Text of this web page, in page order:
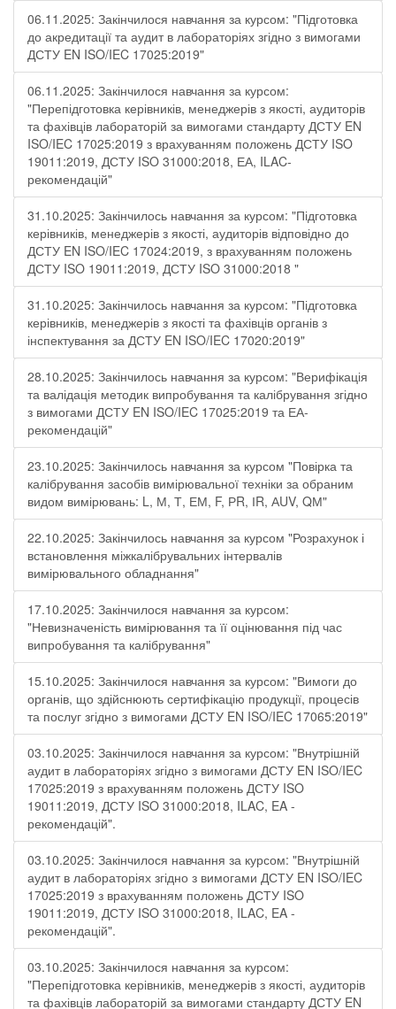
06.11.2025: Закінчилося навчання за курсом: "Підготовка
до акредитації та аудит в лабораторіях згідно з вимогами
ДСТУ EN ISO/IEC 17025:2019"
06.11.2025: Закінчилося навчання за курсом:
"Перепідготовка керівників, менеджерів з якості, аудиторів
та фахівців лабораторій за вимогами стандарту ДСТУ EN
ISO/IEC 17025:2019 з врахуванням положень ДСТУ ISO
19011:2019, ДСТУ ISO 31000:2018, ЕА, ILAC-
рекомендацій"
31.10.2025: Закінчилось навчання за курсом: "Підготовка
керівників, менеджерів з якості, аудиторів відповідно до
ДСТУ EN ISO/IEC 17024:2019, з врахуванням положень
ДСТУ ISO 19011:2019, ДСТУ ISO 31000:2018 "
31.10.2025: Закінчилось навчання за курсом: "Підготовка
керівників, менеджерів з якості та фахівців органів з
інспектування за ДСТУ EN ISO/IEC 17020:2019"
28.10.2025: Закінчилось навчання за курсом: "Верифікація
та валідація методик випробування та калібрування згідно
з вимогами ДСТУ EN ISO/IEC 17025:2019 та ЕА-
рекомендацій"
23.10.2025: Закінчилось навчання за курсом "Повірка та
калібрування засобів вимірювальної техніки за обраним
видом вимірювань: L, М, Т, ЕМ, F, РR, ІR, АUV, QМ"
22.10.2025: Закінчилось навчання за курсом "Розрахунок і
встановлення міжкалібрувальних інтервалів
вимірювального обладнання"
17.10.2025: Закінчилося навчання за курсом:
"Невизначеність вимірювання та її оцінювання під час
випробування та калібрування"
15.10.2025: Закінчилося навчання за курсом: "Вимоги до
органів, що здійснюють сертифікацію продукції, процесів
та послуг згідно з вимогами ДСТУ EN ISO/IEC 17065:2019"
03.10.2025: Закінчилося навчання за курсом: "Внутрішній
аудит в лабораторіях згідно з вимогами ДСТУ EN ISO/IEC
17025:2019 з врахуванням положень ДСТУ ISO
19011:2019, ДСТУ ISO 31000:2018, ILAC, EA -
рекомендацій".
03.10.2025: Закінчилося навчання за курсом: "Внутрішній
аудит в лабораторіях згідно з вимогами ДСТУ EN ISO/IEC
17025:2019 з врахуванням положень ДСТУ ISO
19011:2019, ДСТУ ISO 31000:2018, ILAC, EA -
рекомендацій".
03.10.2025: Закінчилося навчання за курсом:
"Перепідготовка керівників, менеджерів з якості, аудиторів
та фахівців лабораторій за вимогами стандарту ДСТУ EN